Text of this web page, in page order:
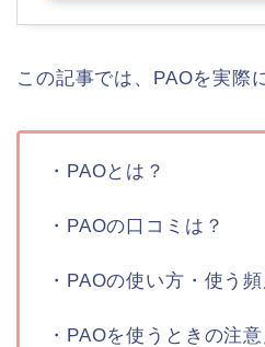
この記事では、PAOを実際
・PAOとは？
・PAOの口コミは？
・PAOの使い方・使う
・PAOを使うときの注